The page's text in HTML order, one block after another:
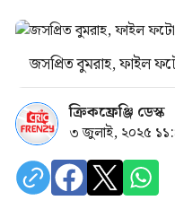
জসপ্রিত বুমরাহ, ফাইল
ক্রিকফ্রেঞ্জি ডেস্ক
৩ জুলাই, ২০২৫